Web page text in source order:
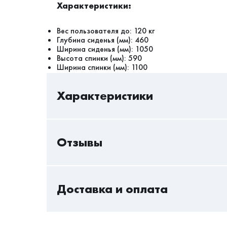
Характеристики:
Вес пользователя до: 120 кг
Глубина сиденья (мм): 460
Ширина сиденья (мм): 1050
Высота спинки (мм): 590
Ширина спинки (мм): 1100
Характеристики
Отзывы
Только авторизованный пользователь может
Доставка и оплата